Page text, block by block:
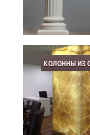
КОЛОННЫ ИЗ